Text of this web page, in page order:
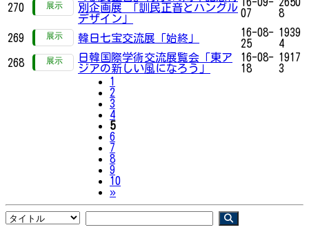
270
別企画展 「訓民正音とハングル
デザイン」
07
8
269 韓日七宝交流展「始終」
16-08-
25
1939
4
268
日韓国際学術交流展覧会「東ア
ジアの新しい風になろう」
16-08-
18
1917
3
1
2
3
4
5
6
7
8
9
10
»Next